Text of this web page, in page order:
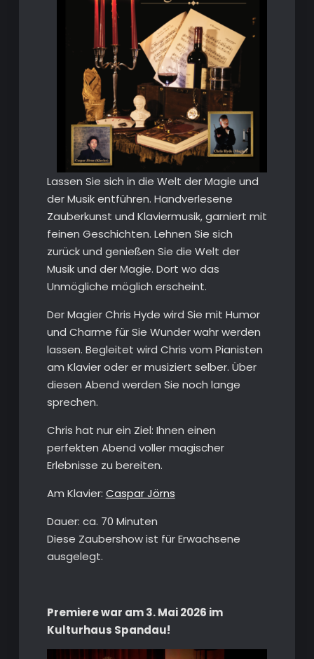
Lassen Sie sich in die Welt der Magie und
der Musik entführen. Handverlesene
Zauberkunst und Klaviermusik, garniert mit
feinen Geschichten. Lehnen Sie sich
zurück und genießen Sie die Welt der
Musik und der Magie. Dort wo das
Unmögliche möglich erscheint.
Der Magier Chris Hyde wird Sie mit Humor
und Charme für Sie Wunder wahr werden
lassen. Begleitet wird Chris vom Pianisten
am Klavier oder er musiziert selber. Über
diesen Abend werden Sie noch lange
sprechen.
Chris hat nur ein Ziel: Ihnen einen
perfekten Abend voller magischer
Erlebnisse zu bereiten.
Am Klavier: Caspar Jörns
Dauer: ca. 70 Minuten
Diese Zaubershow ist für Erwachsene
ausgelegt.
Premiere war am 3. Mai 2026 im
Kulturhaus Spandau!